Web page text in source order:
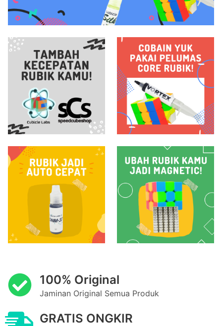
100% Original
Jaminan Original Semua Produk
GRATIS ONGKIR